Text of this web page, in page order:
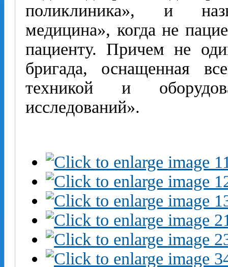
поликлиника», и
медицина», когда не
пациенту. Причем не
бригада, оснащенная
техникой и
исследований».